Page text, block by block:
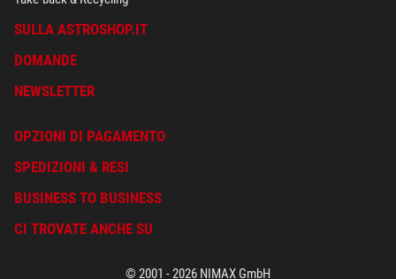
SULLA ASTROSHOP.IT
DOMANDE
NEWSLETTER
OPZIONI DI PAGAMENTO
SPEDIZIONI & RESI
BUSINESS TO BUSINESS
CI TROVATE ANCHE SU
© 2001 - 2026 NIMAX GmbH